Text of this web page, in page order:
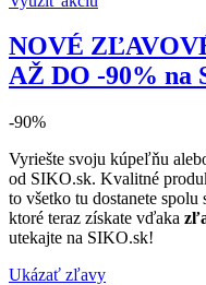
NOVÉ
AŽ DO -90% na
-90%
Vyriešte svoju kúpeľňu
od SIKO.sk. Kvalitné
to všetko tu dostanete spolu
ktoré teraz získate vďaka
utekajte na SIKO.sk!
Ukázať zľavy